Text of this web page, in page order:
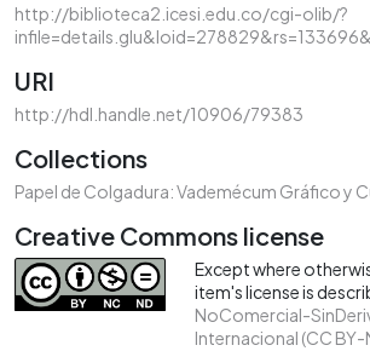
http://biblioteca2.icesi.edu.co/cgi-olib/?
URI
http://hdl.handle.net/10906/79383
Collections
Papel de Colgadura: Vademécum Gráfico y
Creative Commons license
Except where
item's license is
NoComercial-
Internacional (CC